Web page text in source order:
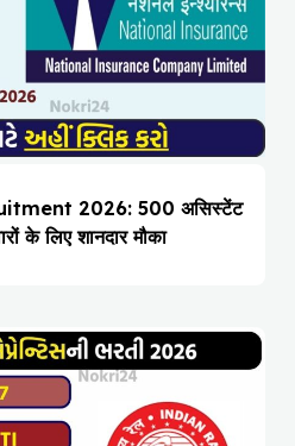
2026: 500 असिस्टेंट
के लिए शानदार मौका